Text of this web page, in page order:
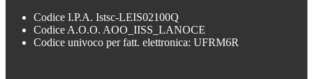
Codice I.P.A. Istsc-LEIS02100Q
Codice A.O.O. AOO_IISS_LANOCE
Codice univoco per fatt. elettronica: UFRM6R